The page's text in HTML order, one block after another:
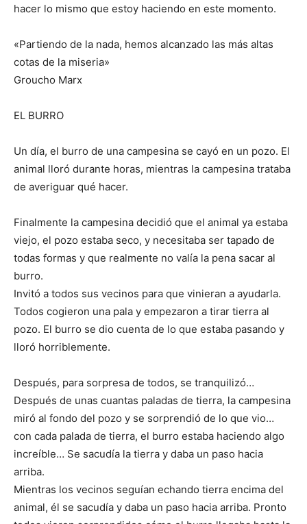
hacer lo mismo que estoy haciendo en este momento.
«Partiendo de la nada, hemos alcanzado las más altas
cotas de la miseria»
Groucho Marx
EL BURRO
Un día, el burro de una campesina se cayó en un pozo. El
animal lloró durante horas, mientras la campesina trataba
de averiguar qué hacer.
Finalmente la campesina decidió que el animal ya estaba
viejo, el pozo estaba seco, y necesitaba ser tapado de
todas formas y que realmente no valía la pena sacar al
burro.
Invitó a todos sus vecinos para que vinieran a ayudarla.
Todos cogieron una pala y empezaron a tirar tierra al
pozo. El burro se dio cuenta de lo que estaba pasando y
lloró horriblemente.
Después, para sorpresa de todos, se tranquilizó…
Después de unas cuantas paladas de tierra, la campesina
miró al fondo del pozo y se sorprendió de lo que vio…
con cada palada de tierra, el burro estaba haciendo algo
increíble… Se sacudía la tierra y daba un paso hacia
arriba.
Mientras los vecinos seguían echando tierra encima del
animal, él se sacudía y daba un paso hacia arriba. Pronto